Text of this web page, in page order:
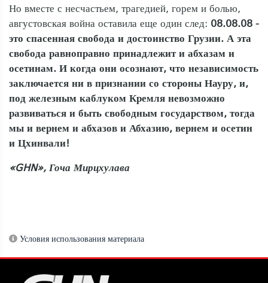
Но вместе с несчастьем, трагедией, горем и болью,
августовская война оставила еще один след: 08.08.08 -
это спасенная свобода и достоинство Грузии. А эта
свобода равноправно принадлежит и абхазам и
осетинам. И когда они осознают, что независимость
заключается ни в признании со стороны Науру, и,
под железным каблуком Кремля невозможно
развиваться и быть свободным государством, тогда
мы и вернем и абхазов и Абхазию, вернем и осетин
и Цхинвали!
«GHN», Гоча Мирцхулава
Условия использования материала